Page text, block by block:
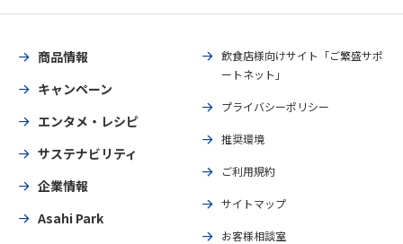
商品情報
キャンペーン
エンタメ・レシピ
サステナビリティ
企業情報
Asahi Park
飲食店様向けサイト「ご繁盛サポ
ートネット」
プライバシーポリシー
推奨環境
ご利用規約
サイトマップ
お客様相談室